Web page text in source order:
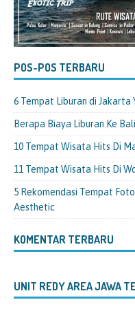
POS-POS TERBARU
6 Tempat Liburan di Jakarta
Berapa Biaya Liburan Ke
10 Tempat Wisata Hits Di
11 Tempat Wisata Hits Di
5 Rekomendasi Tempat
Aesthetic
KOMENTAR TERBARU
UNIT REDY AREA JAWA